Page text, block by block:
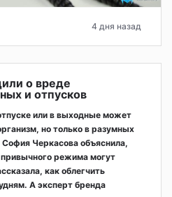
4 дня назад
о вреде
и отпусков
или в выходные может
но только в разумных
Черкасова объяснила,
режима могут
как облегчить
А эксперт бренда